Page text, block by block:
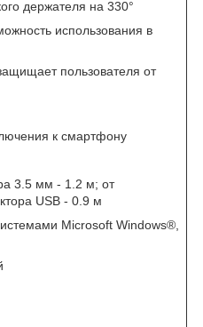
держателя на 330°
использования в
пользователя от
к смартфону
3.5 мм - 1.2 м; от
USB - 0.9 м
Microsoft Windows®,